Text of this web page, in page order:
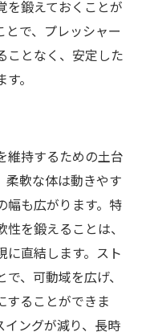
を鍛えておくことが
で、プレッシャー
ことなく、安定した
。
維持するための土台
柔軟な体は動きやす
幅も広がります。特
を鍛えることは、
直結します。スト
、可動域を広げ、
することができま
ングが減り、長時